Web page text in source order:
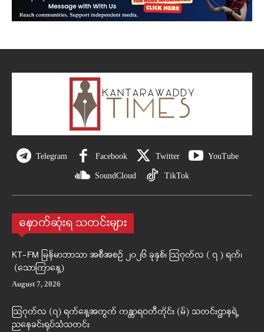
Telegram Facebook Twitter YouTube
SoundCloud TikTok
နောက်ဆုံးရ သတင်းများ
KT-FM မြန်မာဘာသာ အစီအစဉ် ၂၀၂၆ ခုနှစ်၊ ဩဂုတ်လ ( ၇ ) ရက်၊
(သောကြာနေ့)
August 7, 2026
ဩဂုတ်လ (၇) ရက်နေ့အတွက် ကန္တာရဝတီတိုင်း (မ်) သတင်းဌာနရဲ့
ညနေခင်းရုပ်သံသတင်း